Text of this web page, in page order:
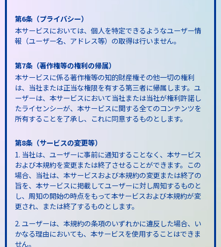
第6条（プライバシー）
本サービスにおいては、個人を特定できるようなユーザー情
報（ユーザー名、アドレス等）の取得は行いません。
第7条（著作権等の権利の帰属）
本サービスに係る著作権等の知的財産権その他一切の権利
は、当社または正当な権限を有する第三者に帰属します。ユ
ーザーは、本サービスにおいて当社または当社が権利許諾し
たライセンシーが、本サービスに関する全てのコンテンツを
所有することを了承し、これに同意するものとします。
第8条（サービスの変更等）
1. 当社は、ユーザーに事前に通知することなく、本サービス
および本規約を変更または終了させることができます。この
場合、当社は、本サービスおよび本規約の変更または終了の
旨を、本サービスに掲載してユーザーに対し周知するものと
し、周知の開始の時点をもって本サービスおよび本規約が変
更され、または終了するものとします。
2. ユーザーは、本規約の条項のいずれかに違反した場合、い
かなる理由においても、本サービスを使用することはできま
せん。